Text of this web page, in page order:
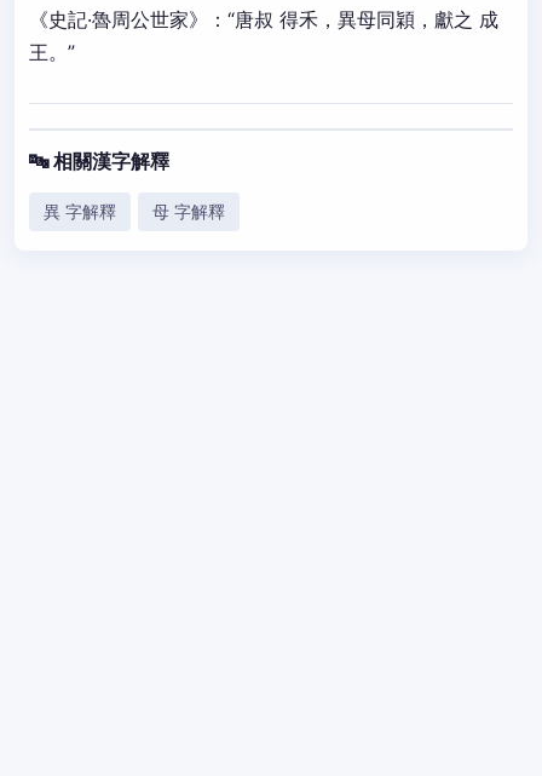
《史記·魯周公世家》：“唐叔 得禾，異母同穎，獻之 成
王。”
🔤 相關漢字解釋
異 字解釋 母 字解釋